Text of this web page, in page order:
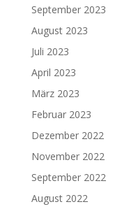
September 2023
August 2023
Juli 2023
April 2023
März 2023
Februar 2023
Dezember 2022
November 2022
September 2022
August 2022